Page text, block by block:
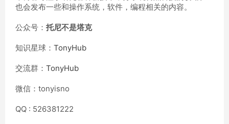
也会发布一些和操作系统，软件，编程相关的内容。
公众号： 托尼不是塔克
知识星球： TonyHub
交流群： TonyHub
微信：tonyisno
QQ : 526381222